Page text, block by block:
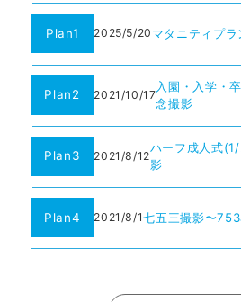
Plan1 2025/5/20 マタニティプラ
Plan2 2021/10/17
入園・入学・
念撮影
Plan3 2021/8/12
ハーフ成人式
影
Plan4 2021/8/1七五三撮影〜